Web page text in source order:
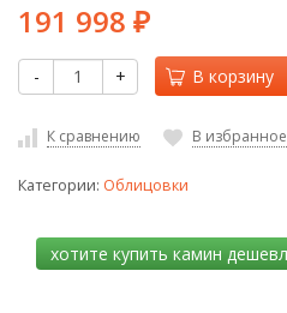
191 998 ₽
- + В корзину
К сравнению В избранное
Категории: Облицовки